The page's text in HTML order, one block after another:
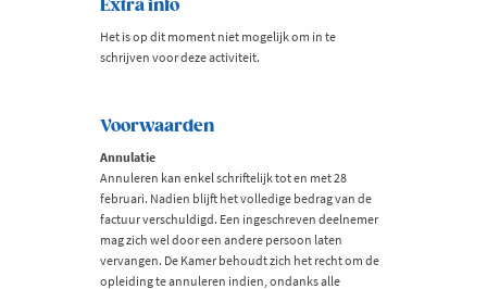
Extra info
Het is op dit moment niet mogelijk om in te
schrijven voor deze activiteit.
Voorwaarden
Annulatie
Annuleren kan enkel schriftelijk tot en met 28
februari. Nadien blijft het volledige bedrag van de
factuur verschuldigd. Een ingeschreven deelnemer
mag zich wel door een andere persoon laten
vervangen. De Kamer behoudt zich het recht om de
opleiding te annuleren indien, ondanks alle